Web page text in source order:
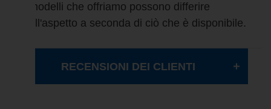
I modelli che offriamo possono differire
nell'aspetto a seconda di ciò che è disponibile.
RECENSIONI DEI CLIENTI